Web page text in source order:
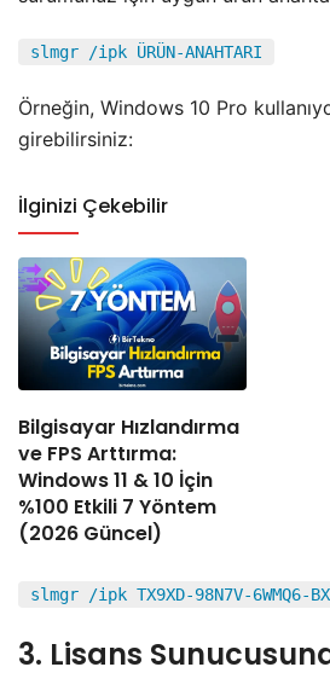
slmgr /ipk ÜRÜN-ANAHTARI
Örneğin, Windows 10 Pro
girebilirsiniz:
İlginizi Çekebilir
Bilgisayar Hızlandırma
ve FPS Arttırma:
Windows 11 & 10 İçin
%100 Etkili 7 Yöntem
(2026 Güncel)
slmgr /ipk TX9XD-98N7V-6WMQ6-
3. Lisans